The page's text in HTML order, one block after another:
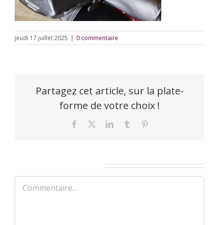
jeudi 17 juillet 2025 | 0 commentaire
Partagez cet article, sur la plate-
forme de votre choix !
Facebook LinkedInTumblr
Commentaire